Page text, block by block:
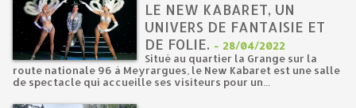
LE NEW KABARET, UN
UNIVERS DE FANTAISIE ET
DE FOLIE. - 28/04/2022
Situé au quartier la Grange sur la
route nationale 96 à Meyrargues, le New Kabaret est une salle
de spectacle qui accueille ses visiteurs pour un...